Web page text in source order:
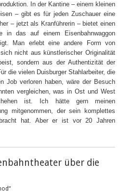
In der Kantine – einem kleinen
– gibt es für jeden Zuschauer eine
– jetzt als Kranführerin – bietet einen
in das auf einem Eisenbahnwaggon
Man erlebt eine andere Form von
nicht aus künstlerischer Originalität
sondern aus der Authentizität der
die vielen Duisburger Stahlarbeiter, die
Job verloren haben, wäre der Besuch
vergleichen, was in Ost und West
ist. Ich hätte gern meinen
mitgenommen, der sein komplettes
hat. Aber er ist vor 20 Jahren
über die